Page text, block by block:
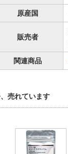
原産国
販売者
関連商品